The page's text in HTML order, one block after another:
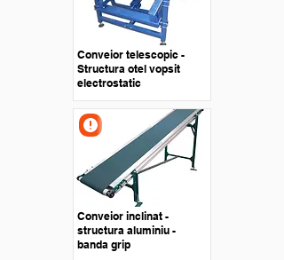
Conveior telescopic -
Structura otel vopsit
electrostatic
Conveior inclinat -
structura aluminiu -
banda grip